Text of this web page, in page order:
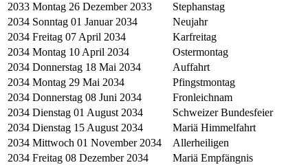
2033 Montag 26 Dezember 2033
Stephanstag
2034 Sonntag 01 Januar 2034
Neujahr
2034 Freitag 07 April 2034
Karfreitag
2034 Montag 10 April 2034
Ostermontag
2034 Donnerstag 18 Mai 2034
Auffahrt
2034 Montag 29 Mai 2034
Pfingstmontag
2034 Donnerstag 08 Juni 2034
Fronleichnam
2034 Dienstag 01 August 2034
Schweizer Bundesfeier
2034 Dienstag 15 August 2034
Mariä Himmelfahrt
2034 Mittwoch 01 November 2034
Allerheiligen
2034 Freitag 08 Dezember 2034
Mariä Empfängnis